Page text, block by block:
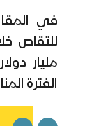
في
الفترة المناظرة من